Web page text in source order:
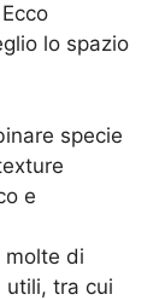
lo spazio
specie
e
molte di
utili, tra cui